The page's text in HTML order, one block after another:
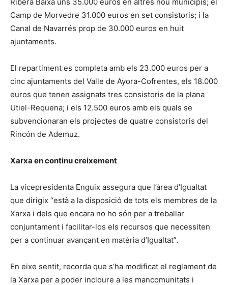
Ribera Baixa uns 35.000 euros en altres nou municipis; el
Camp de Morvedre 31.000 euros en set consistoris; i la
Canal de Navarrés prop de 30.000 euros en huit
ajuntaments.
El repartiment es completa amb els 23.000 euros per a
cinc ajuntaments del Valle de Ayora-Cofrentes, els 18.000
euros que tenen assignats tres consistoris de la plana
Utiel-Requena; i els 12.500 euros amb els quals se
subvencionaran els projectes de quatre consistoris del
Rincón de Ademuz.
Xarxa en continu creixement
La vicepresidenta Enguix assegura que l’àrea d’Igualtat
que dirigix “està a la disposició de tots els membres de la
Xarxa i dels que encara no ho són per a treballar
conjuntament i facilitar-los els recursos que necessiten
per a continuar avançant en matèria d’Igualtat”.
En eixe sentit, recorda que s’ha modificat el reglament de
la Xarxa per a poder incloure a les mancomunitats i